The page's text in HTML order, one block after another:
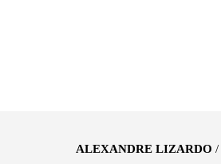
ALEXANDRE LIZARDO /